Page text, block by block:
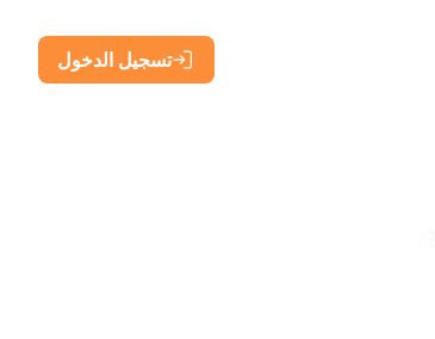
تسجيل الدخول